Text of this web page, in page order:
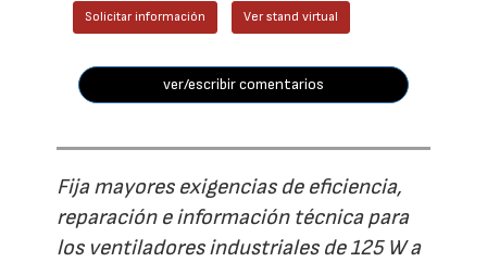
Solicitar información Ver stand virtual
ver/escribir comentarios
Fija mayores exigencias de eficiencia,
reparación e información técnica para
los ventiladores industriales de 125 W a